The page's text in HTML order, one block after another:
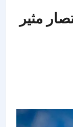
مثير